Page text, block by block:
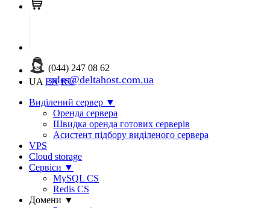
(044) 247 08 62
sales@deltahost.com.ua
UA EN RU
Виділений сервер ▼
Оренда сервера
Швидка оренда готових серверів
Асистент підбору виділеного сервера
VPS
Cloud storage
Сервіси ▼
MySQL CS
Redis CS
Домени ▼